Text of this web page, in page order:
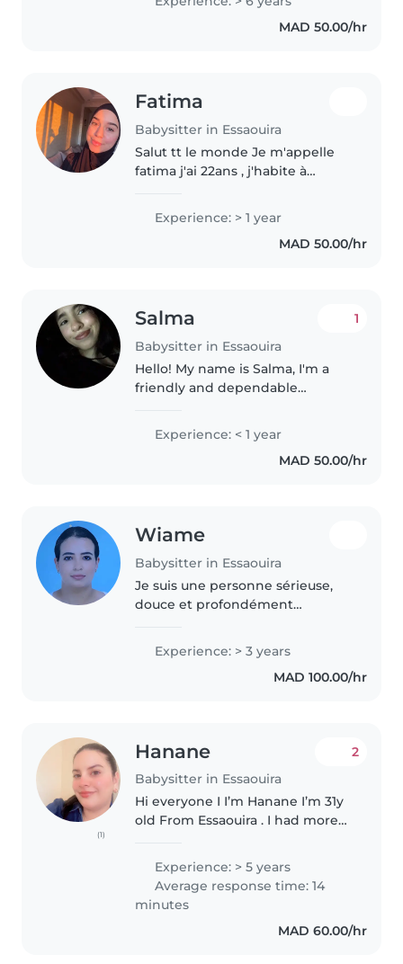
expérience au fil des années en
gardant les enfants de maMAD 50.00/hr
Fatima
Babysitter in Essaouira
Salut tt le monde Je m'appelle
fatima j'ai 22ans , j'habite à
responsable, patiente et j'aime
beaucoup les enfants. J'ai une
bonne capacité à m'occuper..
Experience: > 1 year
MAD 50.00/hr
Salma
Babysitter in Essaouira
1
Hello! My name is Salma, I'm a
friendly and dependable
genuinely enjoys spending time
with children. Over the years,
Experience: < 1 year
MAD 50.00/hr
Wiame
Babysitter in Essaouira
Je suis une personne sérieuse,
douce et profondément
polyvalente, j'apporte non
seulement une présence
Experience: > 3 years
MAD 100.00/hr
(1)
Hanane
Babysitter in Essaouira
2
Hi everyone I I’m Hanane I’m 31y
old From Essaouira . I had more
the kids. I love reading French or
English stories , playing games ,
watching..
Experience: > 5 years
Average response time: 14
minutes
MAD 60.00/hr